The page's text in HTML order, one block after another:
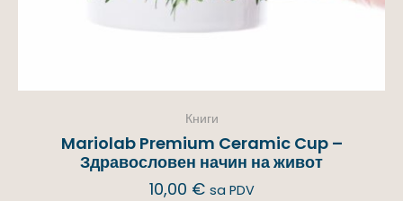
Книги
Mariolab Premium Ceramic Cup –
Здравословен начин на живот
10,00 € sa PDV